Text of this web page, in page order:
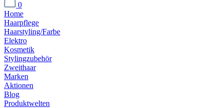
0
Home
Haarpflege
Haarstyling/Farbe
Elektro
Kosmetik
Stylingzubehör
Zweithaar
Marken
Aktionen
Blog
Produktwelten